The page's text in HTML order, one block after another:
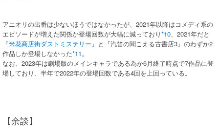
アニオリの出番は少ないほうではなかったが、2021年以降はコメディ系の
エピソードが増えた関係か登場回数が大幅に減っており*10、2021年だと
『米花商店街ダストミステリー』と『汽笛の聞こえる古書店3』のわずか2
作品しか登場しなかった*11。
なお、2023年は劇場版のメインキャラである為か6月終了時点で7作品に登
場しており、半年で2022年の登場回数である4回を上回っている。
【余談】